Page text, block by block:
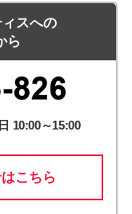
スへの
ら
10:00～15:00
こちら